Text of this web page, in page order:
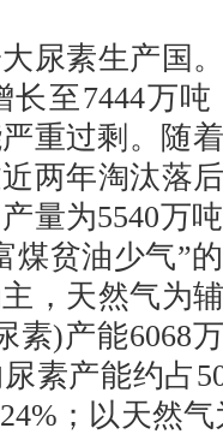
素生产国。
长至7444万
重过剩。随
两年淘汰落
量为5540万
煤贫油少气”
，天然气为
素)产能6068
素产能约占
；以天然